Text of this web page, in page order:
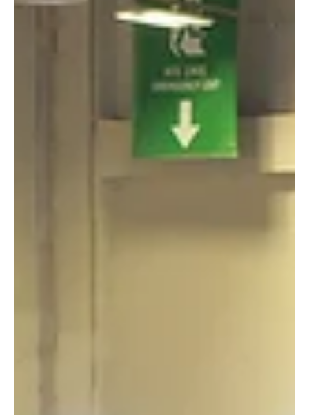
Elektrikli araç (EV) pazarında son iki yılda yaşanan hızlı büyüme, şarj
altyapısında da tarihi bir ivmeyi beraberinde getirdi. Enerji Piyasası
Düzenleme Kurumu (EPDK) verilerine göre, Ağustos 2025 itibarıyla
Türkiye’de toplam 33.592 şarj soketi aktif durumda. Bunların
14.308’i DC (hızlı), 19.284’ü AC (yavaş) tipte hizmet veriyor. Aynı
dönemde trafiğe kayıtlı elektrikli araç sayısı 310.668 adede
ulaşarak bir önceki yıla göre %100’ün üzerinde artış kaydetti.